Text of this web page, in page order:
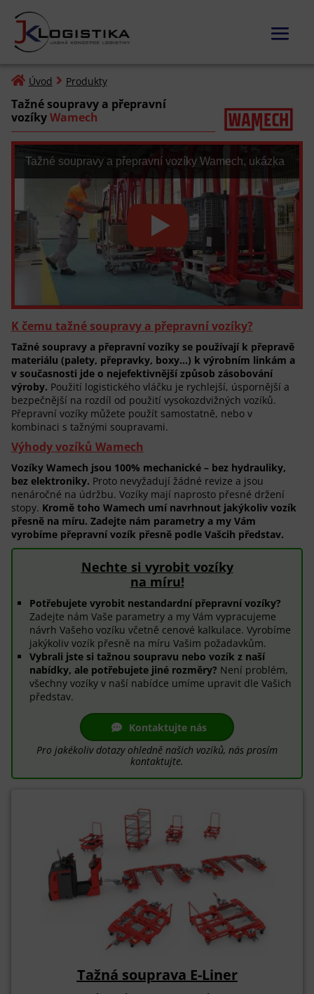
 Úvod  Produkty
Tažné soupravy a přepravní
vozíkyWamech
Tažné soupravy a přepravní vozíky Wamech, ukázka
K čemu tažné soupravy a přepravní vozíky?
Tažné soupravy a přepravní vozíky se používají k přepravě
materiálu (palety, přepravky, boxy…) k výrobním linkám a
v současnosti jde o nejefektivnější způsob zásobování
výroby. Použití logistického vláčku je rychlejší, úspornější a
bezpečnější na rozdíl od použití vysokozdvižných vozíků.
Přepravní vozíky můžete použít samostatně, nebo v
kombinaci s tažnými soupravami.
Výhody vozíků Wamech
Vozíky Wamech jsou 100% mechanické – bez hydrauliky,
bez elektroniky. Proto nevyžadují žádné revize a jsou
nenáročné na údržbu. Vozíky mají naprosto přesné držení
stopy. Kromě toho Wamech umí navrhnout jakýkoliv vozík
přesně na míru. Zadejte nám parametry a my Vám
vyrobíme přepravní vozík přesně podle Vašcih představ.
Nechte si vyrobit vozíky
na míru!
Potřebujete vyrobit nestandardní přepravní vozíky?
Zadejte nám Vaše parametry a my Vám vypracujeme
návrh Vašeho vozíku včetně cenové kalkulace. Vyrobíme
jakýkoliv vozík přesně na míru Vašim požadavkům.
Vybrali jste si tažnou soupravu nebo vozík z naší
nabídky, ale potřebujete jiné rozměry? Není problém,
všechny vozíky v naší nabídce umíme upravit dle Vašich
představ.
Kontaktujte nás
Pro jakékoliv dotazy ohledně našich vozíků, nás prosím
kontaktujte.
Tažná souprava E-Liner